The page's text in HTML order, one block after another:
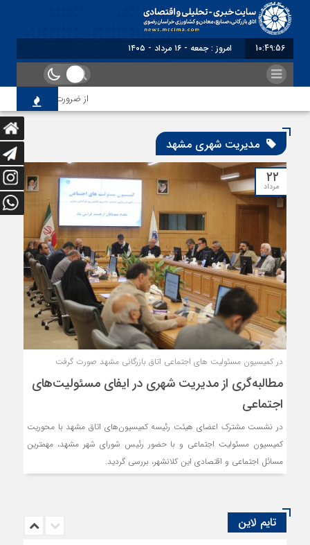
10:49:56 امروز : جمعه - ۱۶ مرداد - ۱۴۰۵
از ضرورت اصلاح
مدیریت شهری مشهد
۲۲
مرداد
در کمیسیون مسئولیت های اجتماعی اتاق بازرگانی مشهد صورت گرفت
مطالبه‌گری از مدیریت شهری در ایفای مسئولیت‌های
اجتماعی
در نشست مشترک اعضای هیئت رئیسه کمیسیون‌های اتاق مشهد با محوریت
کمیسیون مسئولیت اجتماعی و با حضور رئیس شورای شهر مشهد، مهمترین
مسائل اجتماعی و اقتصادی این کلانشهر، بررسی گردید.
تایم لاین